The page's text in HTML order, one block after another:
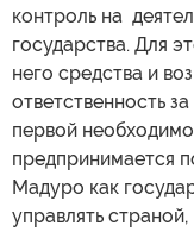
контроль на
государства. Для
него средства и
ответственность
первой
предпринимается
Мадуро как
управлять